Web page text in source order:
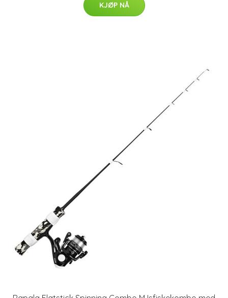
KJØP NÅ